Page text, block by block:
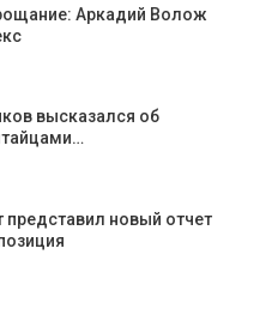
Аркадий Волож
высказался об
представил новый отчет